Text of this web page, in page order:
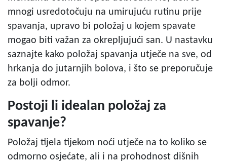
mnogi usredotočuju na umirujuću rutinu prije
spavanja, upravo bi položaj u kojem spavate
mogao biti važan za okrepljujući san. U nastavku
saznajte kako položaj spavanja utječe na sve, od
hrkanja do jutarnjih bolova, i što se preporučuje
za bolji odmor.
Postoji li idealan položaj za
spavanje?
Položaj tijela tijekom noći utječe na to koliko se
odmorno osjećate, ali i na prohodnost dišnih